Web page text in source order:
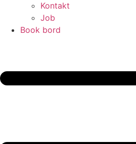
Kontakt
Job
Book bord